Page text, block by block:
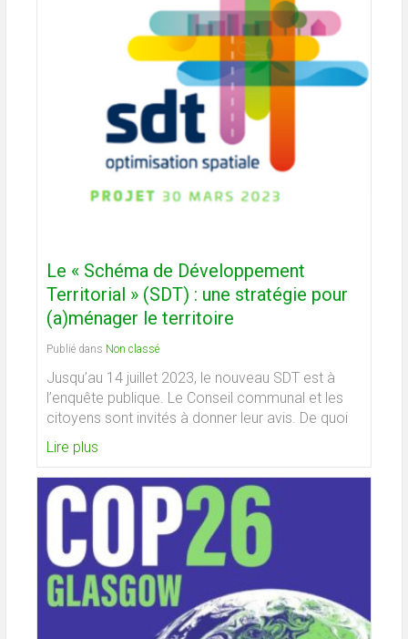
Le « Schéma de Développement
Territorial » (SDT) : une stratégie pour
(a)ménager le territoire
Publié dans Non classé
Jusqu’au 14 juillet 2023, le nouveau SDT est à
l’enquête publique. Le Conseil communal et les
citoyens sont invités à donner leur avis. De quoi
Lire plus